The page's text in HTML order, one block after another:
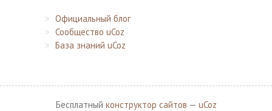
Официальный блог
Сообщество uCoz
База знаний uCoz
Бесплатный конструктор сайтов — uCoz